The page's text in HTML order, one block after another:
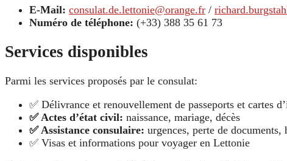
E-Mail: consulat.de.lettonie@orange.fr /
Numéro de téléphone: (+33) 388 35 61 73
Services disponibles
Parmi les services proposés par le consulat:
✅ Délivrance et renouvellement de passeports et cartes
✅ Actes d’état civil: naissance, mariage, décès
✅ Assistance consulaire: urgences, perte de documents,
✅ Visas et informations pour voyager en Lettonie